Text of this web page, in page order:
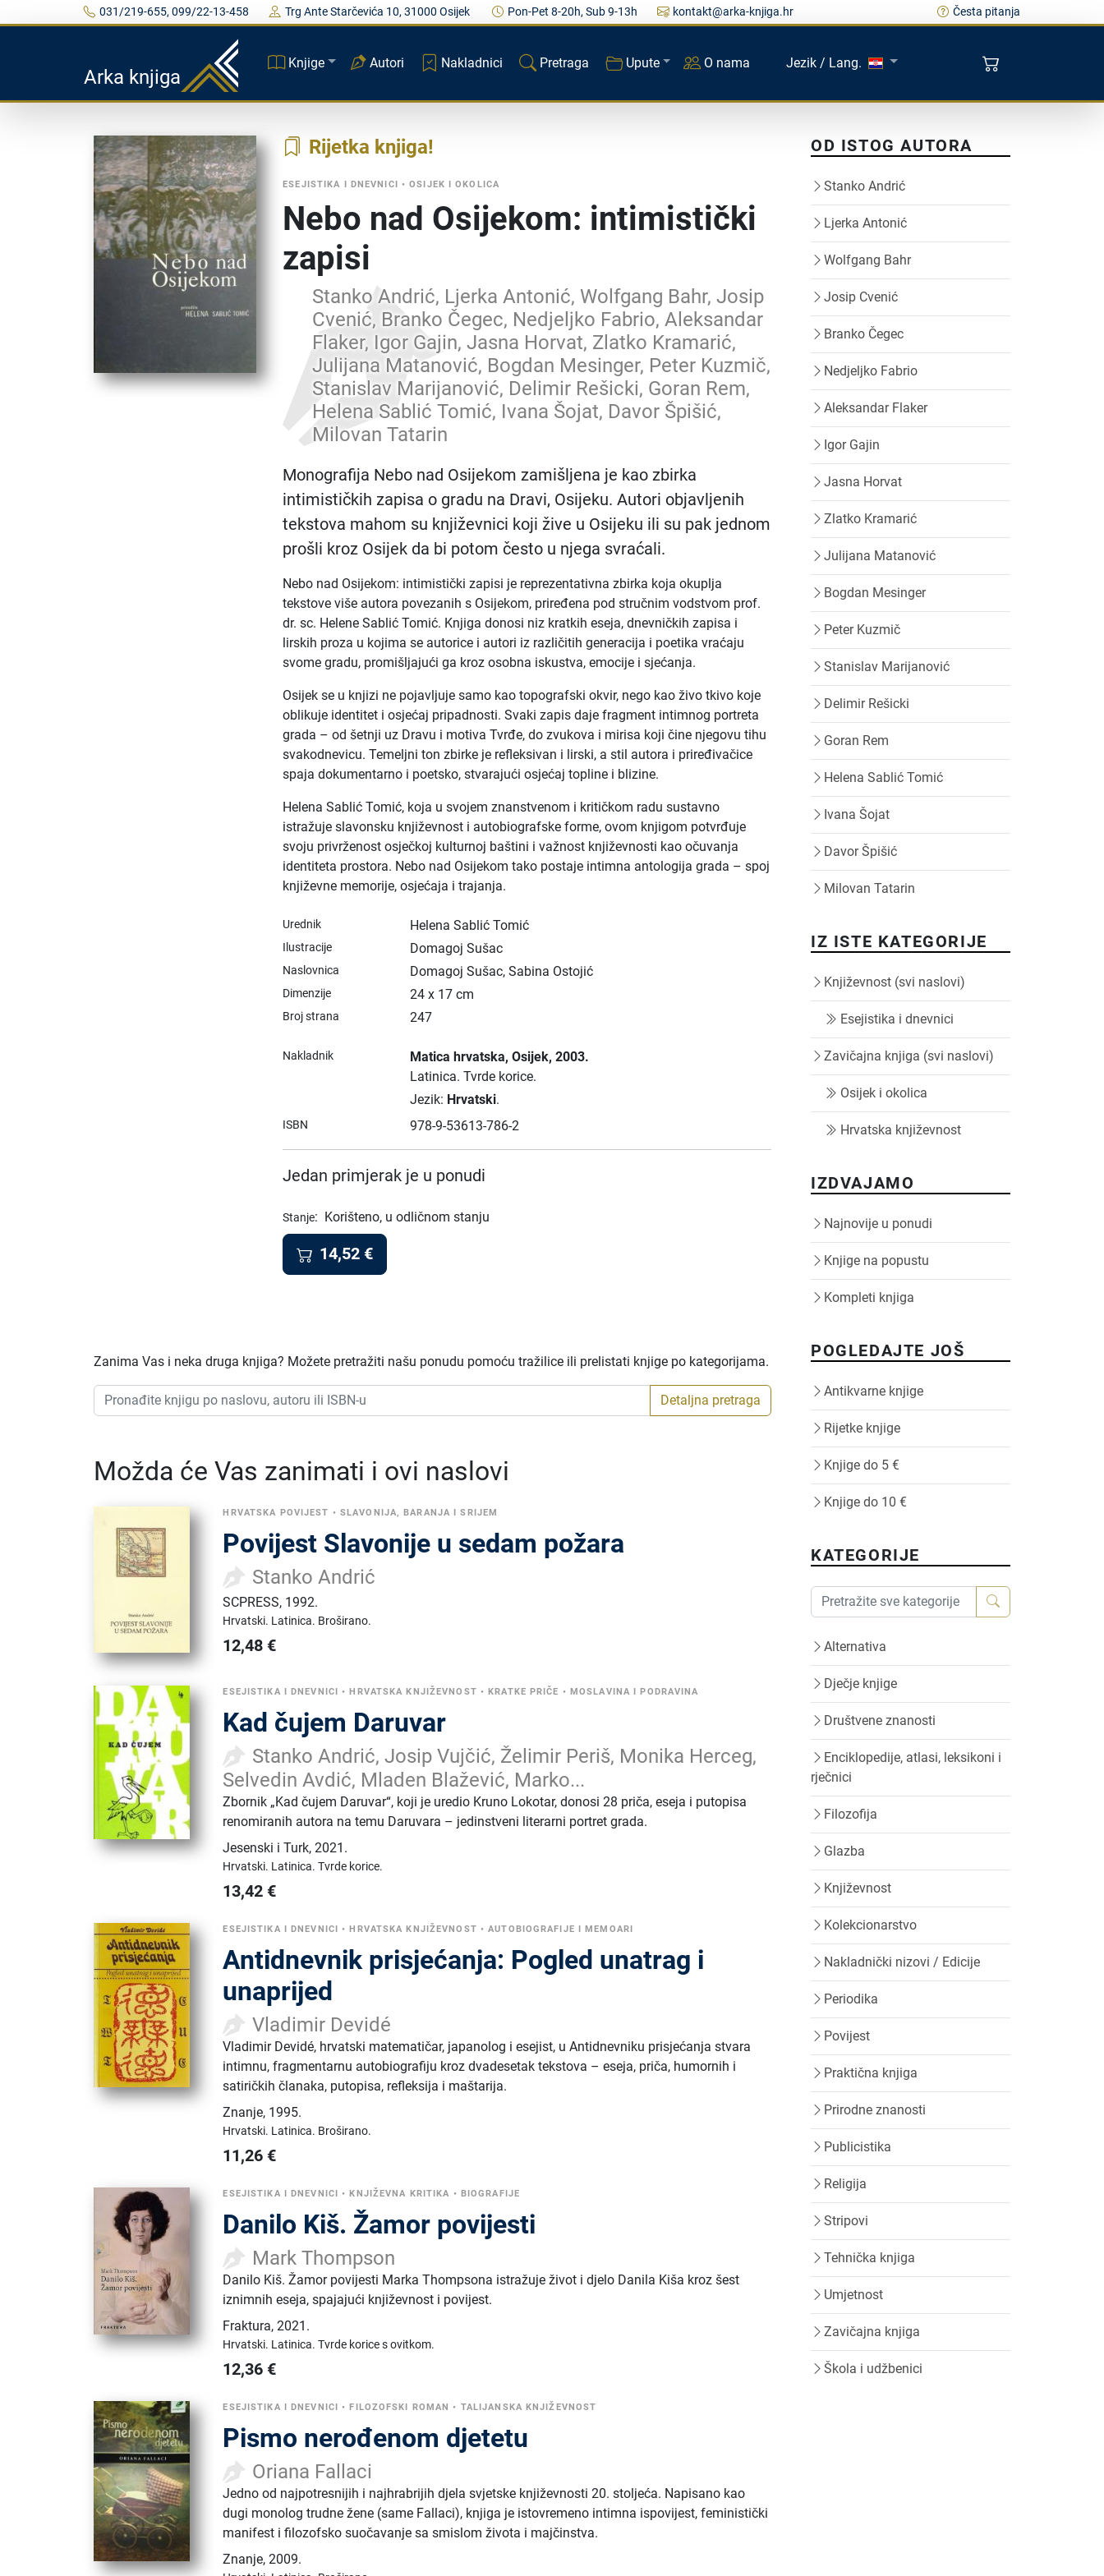
031/219-655, 099/22-13-458 Trg Ante Starčevića 10, 31000 Osijek Pon-Pet 8-20h, Sub 9-13h kontakt@arka-knjiga.hr Česta pitanja
Arka knjiga
Knjige Autori Nakladnici Pretraga Upute O nama Jezik / Lang.
Rijetka knjiga
ESEJISTIKA I DNEVNICI •OSIJEK I OKOLICA
Nebo nad Osijekom: intimistički
zapisi
Stanko Andrić, Ljerka Antonić, Wolfgang Bahr, Josip
Cvenić, Branko Čegec, Nedjeljko Fabrio, Aleksandar
Flaker, Igor Gajin, Jasna Horvat, Zlatko Kramarić,
Julijana Matanović, Bogdan Mesinger, Peter Kuzmič,
Stanislav Marijanović, Delimir Rešicki, Goran Rem,
Helena Sablić Tomić, Ivana Šojat, Davor Špišić,
Milovan Tatarin
Monografija Nebo nad Osijekom zamišljena je kao zbirka
intimističkih zapisa o gradu na Dravi, Osijeku. Autori objavljenih
tekstova mahom su književnici koji žive u Osijeku ili su pak jednom
prošli kroz Osijek da bi potom često u njega svraćali.
Nebo nad Osijekom: intimistički zapisi je reprezentativna zbirka koja okuplja
tekstove više autora povezanih s Osijekom, priređena pod stručnim vodstvom prof.
dr. sc. Helene Sablić Tomić. Knjiga donosi niz kratkih eseja, dnevničkih zapisa i
lirskih proza u kojima se autorice i autori iz različitih generacija i poetika vraćaju
svome gradu, promišljajući ga kroz osobna iskustva, emocije i sjećanja.
Osijek se u knjizi ne pojavljuje samo kao topografski okvir, nego kao živo tkivo koje
oblikuje identitet i osjećaj pripadnosti. Svaki zapis daje fragment intimnog portreta
grada – od šetnji uz Dravu i motiva Tvrđe, do zvukova i mirisa koji čine njegovu tihu
svakodnevicu. Temeljni ton zbirke je refleksivan i lirski, a stil autora i priređivačice
spaja dokumentarno i poetsko, stvarajući osjećaj topline i blizine.
Helena Sablić Tomić, koja u svojem znanstvenom i kritičkom radu sustavno
istražuje slavonsku književnost i autobiografske forme, ovom knjigom potvrđuje
svoju privrženost osječkoj kulturnoj baštini i važnost književnosti kao očuvanja
identiteta prostora. Nebo nad Osijekom tako postaje intimna antologija grada – spoj
književne memorije, osjećaja i trajanja.
Urednik Helena Sablić Tomić
Ilustracije Domagoj Sušac
Naslovnica Domagoj Sušac, Sabina Ostojić
Dimenzije 24 x 17 cm
Broj strana 247
Nakladnik Matica hrvatska, Osijek, 2003.
Latinica. Tvrde korice.
Jezik: Hrvatski.
ISBN 978-9-53613-786-2
Jedan primjerak je u ponudi
Stanje: Korišteno, u odličnom stanju
14,52 €
Zanima Vas i neka druga knjiga? Možete pretražiti našu ponudu pomoću tražilice ili prelistati knjige po kategorijama.
Detaljna pretraga
Možda će Vas zanimati i ovi naslovi
HRVATSKA POVIJEST • SLAVONIJA, BARANJA I SRIJEM
Povijest Slavonije u sedam požara
Stanko Andrić
SCPRESS, 1992.
Hrvatski. Latinica. Broširano.
12,48 €
ESEJISTIKA I DNEVNICI • HRVATSKA KNJIŽEVNOST • KRATKE PRIČE • MOSLAVINA I PODRAVINA
Kad čujem Daruvar
Stanko Andrić, Josip Vujčić, Želimir Periš, Monika Herceg,
Selvedin Avdić, Mladen Blažević, Marko...
Zbornik „Kad čujem Daruvar“, koji je uredio Kruno Lokotar, donosi 28 priča, eseja i putopisa
renomiranih autora na temu Daruvara – jedinstveni literarni portret grada.
Jesenski i Turk,2021.
Hrvatski. Latinica.Tvrde korice.
13,42 €
ESEJISTIKA I DNEVNICI • HRVATSKA KNJIŽEVNOST •AUTOBIOGRAFIJE I MEMOARI
Antidnevnik prisjećanja: Pogled unatrag i
unaprijed
Vladimir Devidé
Vladimir Devidé, hrvatski matematičar, japanolog i esejist, u Antidnevniku prisjećanja stvara
intimnu, fragmentarnu autobiografiju kroz dvadesetak tekstova – eseja, priča, humornih i
satiričkih članaka, putopisa, refleksija i maštarija.
Znanje, 1995.
Hrvatski. Latinica. Broširano.
11,26 €
ESEJISTIKA I DNEVNICI • KNJIŽEVNA KRITIKA • BIOGRAFIJE
Danilo Kiš. Žamor povijesti
Mark Thompson
Danilo Kiš. Žamor povijesti Marka Thompsona istražuje život i djelo Danila Kiša kroz šest
iznimnih eseja, spajajući književnost i povijest.
Fraktura,2021.
Hrvatski. Latinica.Tvrde korice s ovitkom.
12,36 €
ESEJISTIKA I DNEVNICI • FILOZOFSKI ROMAN • TALIJANSKA KNJIŽEVNOST
Pismo nerođenom djetetu
Oriana Fallaci
Jedno od najpotresnijih i najhrabrijih djela svjetske književnosti 20. stoljeća. Napisano kao
dugi monolog trudne žene (same Fallaci), knjiga je istovremeno intimna ispovijest, feministički
manifest i filozofsko suočavanje sa smislom života i majčinstva.
Znanje,2009.
OD ISTOG AUTORA
Stanko Andrić
Ljerka Antonić
Wolfgang Bahr
Josip Cvenić
Branko Čegec
Nedjeljko Fabrio
Aleksandar Flaker
Igor Gajin
Jasna Horvat
Zlatko Kramarić
Julijana Matanović
Bogdan Mesinger
Peter Kuzmič
Stanislav Marijanović
Delimir Rešicki
Goran Rem
Helena Sablić Tomić
Ivana Šojat
Davor Špišić
Milovan Tatarin
IZ ISTE KATEGORIJE
Književnost (svi naslovi)
Esejistika i dnevnici
Zavičajna knjiga (svi naslovi)
Osijek i okolica
Hrvatska književnost
IZDVAJAMO
Najnovije u ponudi
Knjige na popustu
Kompleti knjiga
POGLEDAJTE JOŠ
Antikvarne knjige
Rijetke knjige
Knjige do 5 €
Knjige do 10 €
KATEGORIJE
Alternativa
Dječje knjige
Društvene znanosti
Enciklopedije, atlasi, leksikoni i
rječnici
Filozofija
Glazba
Književnost
Kolekcionarstvo
Nakladnički nizovi / Edicije
Periodika
Povijest
Praktična knjiga
Prirodne znanosti
Publicistika
Religija
Stripovi
Tehnička knjiga
Umjetnost
Zavičajna knjiga
Škola i udžbenici